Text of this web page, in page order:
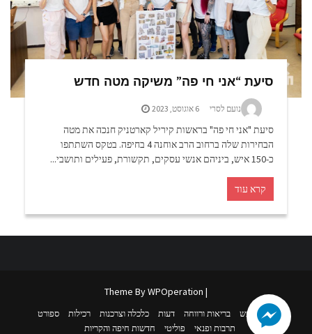
סיעת “אני חי פה” משיקה מטה חדש
נועם לסרי 6 אוגוסט, 2023
סיעת "אני חי פה" בראשות קיריל קארטניק חנכה את מטה
הבחירות שלה ברחוב הרב אוחנה 4 בחיפה. בטקס השתתפו
כ-150 איש, ביניהם אנשי עסקים, תקשורת, פעילים ותושבי...
קרא עוד
| Theme By
WPOperation
נדל”ן נופש בריאות ורווחה דעות כלכלה וצרכנות רכילות
ספורט
תרבות ופנאי
פוליטי חדשות חיפה והקריות